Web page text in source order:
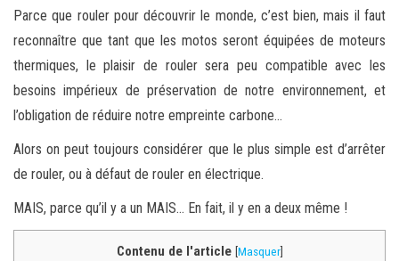
Parce que rouler pour découvrir le monde, c’est bien, mais il faut
reconnaître que tant que les motos seront équipées de moteurs
thermiques, le plaisir de rouler sera peu compatible avec les
besoins impérieux de préservation de notre environnement, et
l’obligation de réduire notre empreinte carbone…
Alors on peut toujours considérer que le plus simple est d’arrêter
de rouler, ou à défaut de rouler en électrique.
MAIS, parce qu’il y a un MAIS… En fait, il y en a deux même !
Contenu de l'article [Masquer]